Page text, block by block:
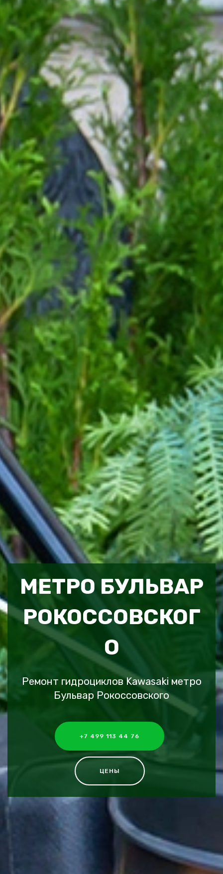
МЕТРО БУЛЬВАР
РОКОССОВСКОГ
О
Ремонт гидроциклов Kawasaki метро
Бульвар Рокоссовского
+7 499 113 44 76
ЦЕНЫ